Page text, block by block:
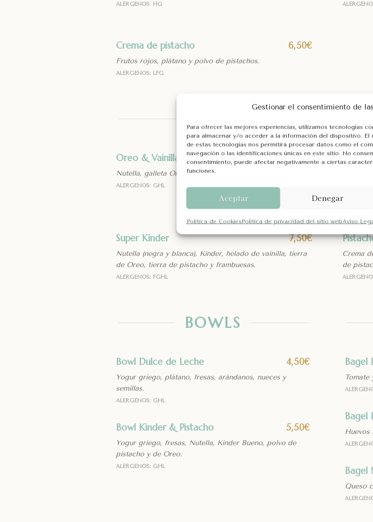
Gestionar el consentimiento de
Para ofrecer las mejores experiencias, utilizamos tecnologías
para almacenar y/o acceder a la información del dispositivo. El
de estas tecnologías nos permitirá procesar datos como el
navegación o las identificaciones únicas en este sitio. No
consentimiento, puede afectar negativamente a ciertas
funciones.
Aceptar Denegar
Política de CookiesPolítica de privacidad del sitio webAviso
ALÉRGENOS: HG
Crema de pistacho 6,50€
Frutos rojos, plátano y polvo de pistachos.
ALÉRGENOS: LFG
Oreo & Vainilla 5,50€
Nutella, galleta Oreo, helado de vainilla, fresas y plátano.
ALÉRGENOS: GHL
Super Kinder 7,50€
Nutella (negra y blanca), Kinder, helado de vainilla, tierra
de Oreo, tierra de pistacho y frambuesas.
ALÉRGENOS: FGHL
Crema
de
BOWLS
Bowl Dulce de Leche 4,50€
Yogur griego, plátano, fresas, arándanos, nueces y
semillas.
ALÉRGENOS: GHL
Bowl Kinder & Pistacho 5,50€
Yogur griego, fresas, Nutella, Kinder Bueno, polvo de
pistacho y de Oreo.
ALÉRGENOS: GHL
Bagel
Tomate
Bagel
Huevos
Bagel
Queso